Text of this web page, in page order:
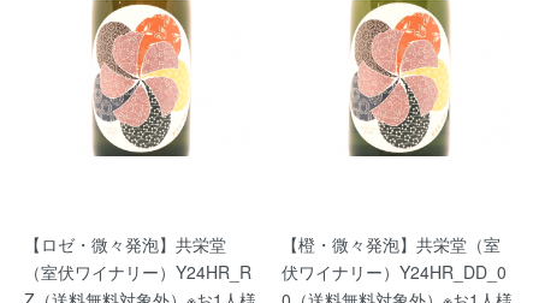
【ロゼ・微々発泡】共栄堂
（室伏ワイナリー）Y24HR_R
【橙・微々発泡】共栄堂（室
伏ワイナリー）Y24HR_DD_0